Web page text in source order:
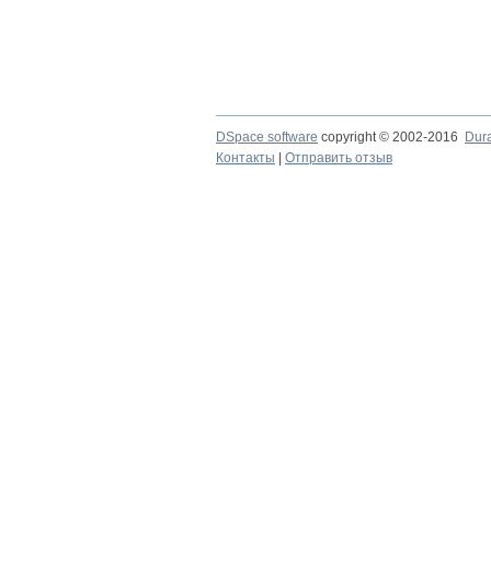
DSpace software copyright © 2002-2016
Контакты
Отправить отзыв